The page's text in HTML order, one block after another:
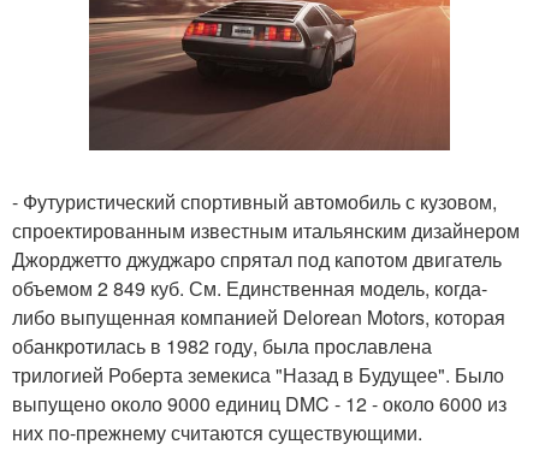
- Футуристический спортивный автомобиль с кузовом,
спроектированным известным итальянским дизайнером
Джорджетто джуджаро спрятал под капотом двигатель
объемом 2 849 куб. См. Единственная модель, когда-
либо выпущенная компанией Delorean Motors, которая
обанкротилась в 1982 году, была прославлена
трилогией Роберта земекиса "Назад в Будущее". Было
выпущено около 9000 единиц DMC - 12 - около 6000 из
них по-прежнему считаются существующими.